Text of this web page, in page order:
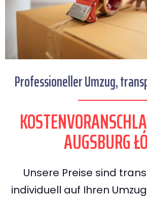
Professioneller Umzug,
AUGSBURG
Unsere Preise sind
individuell auf Ihren